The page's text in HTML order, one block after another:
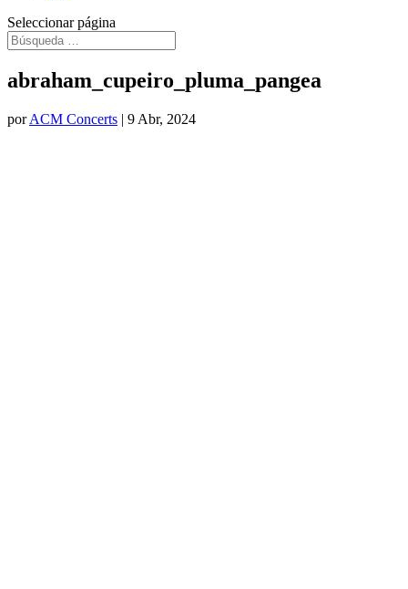
Seleccionar página
abraham_cupeiro_pluma_pangea
porACM Concerts | 9 Abr, 2024